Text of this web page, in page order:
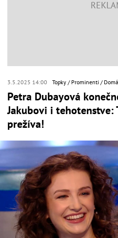
3.5.2025 14:00 Topky Prominenti
Petra Dubayová
Jakubovi i tehotenstve:
prežíva!